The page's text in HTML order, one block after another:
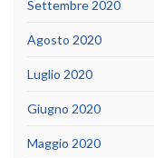
Settembre 2020
Agosto 2020
Luglio 2020
Giugno 2020
Maggio 2020